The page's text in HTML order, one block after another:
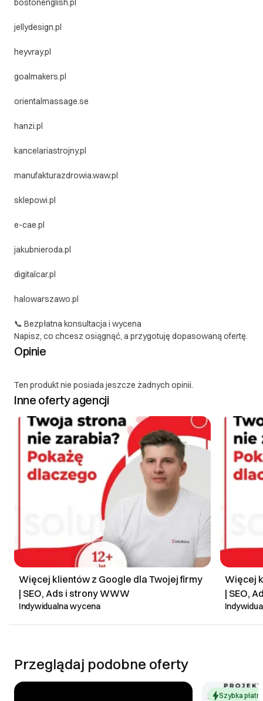
bostonenglish.pl
jellydesign.pl
heyvray.pl
goalmakers.pl
orientalmassage.se
hanzi.pl
kancelariastrojny.pl
manufakturazdrowia.waw.pl
sklepowi.pl
e-cae.pl
jakubnieroda.pl
digitalcar.pl
halowarszawo.pl
📞 Bezpłatna konsultacja i wycena
Napisz, co chcesz osiągnąć, a przygotuję dopasowaną ofertę.
Opinie
Ten produkt nie posiada jeszcze żadnych opinii.
Inne oferty agencji
Więcej klientów z Google dla Twojej firmy
| SEO, Ads i strony WWW
Indywidualna wycena
Więcej
| SEO,
Przeglądaj podobne oferty
Szybka